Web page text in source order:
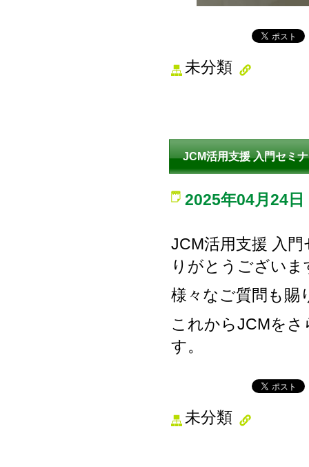
未分類
JCM活用支援 入門セミ
2025年04月24日
JCM活用支援 入
りがとうございま
様々なご質問も賜
これからJCMを
す。
未分類